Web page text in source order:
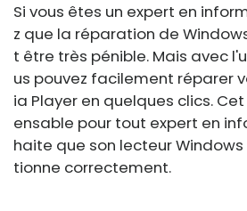
Si vous êtes un expert en
z que la réparation de
t être très pénible. Mais avec
us pouvez facilement réparer
ia Player en quelques clics.
ensable pour tout expert en
haite que son lecteur
tionne correctement.